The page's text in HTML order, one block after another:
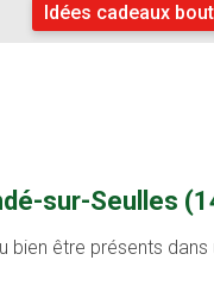
Idées cadeaux
sur-Seulles
bien être présents